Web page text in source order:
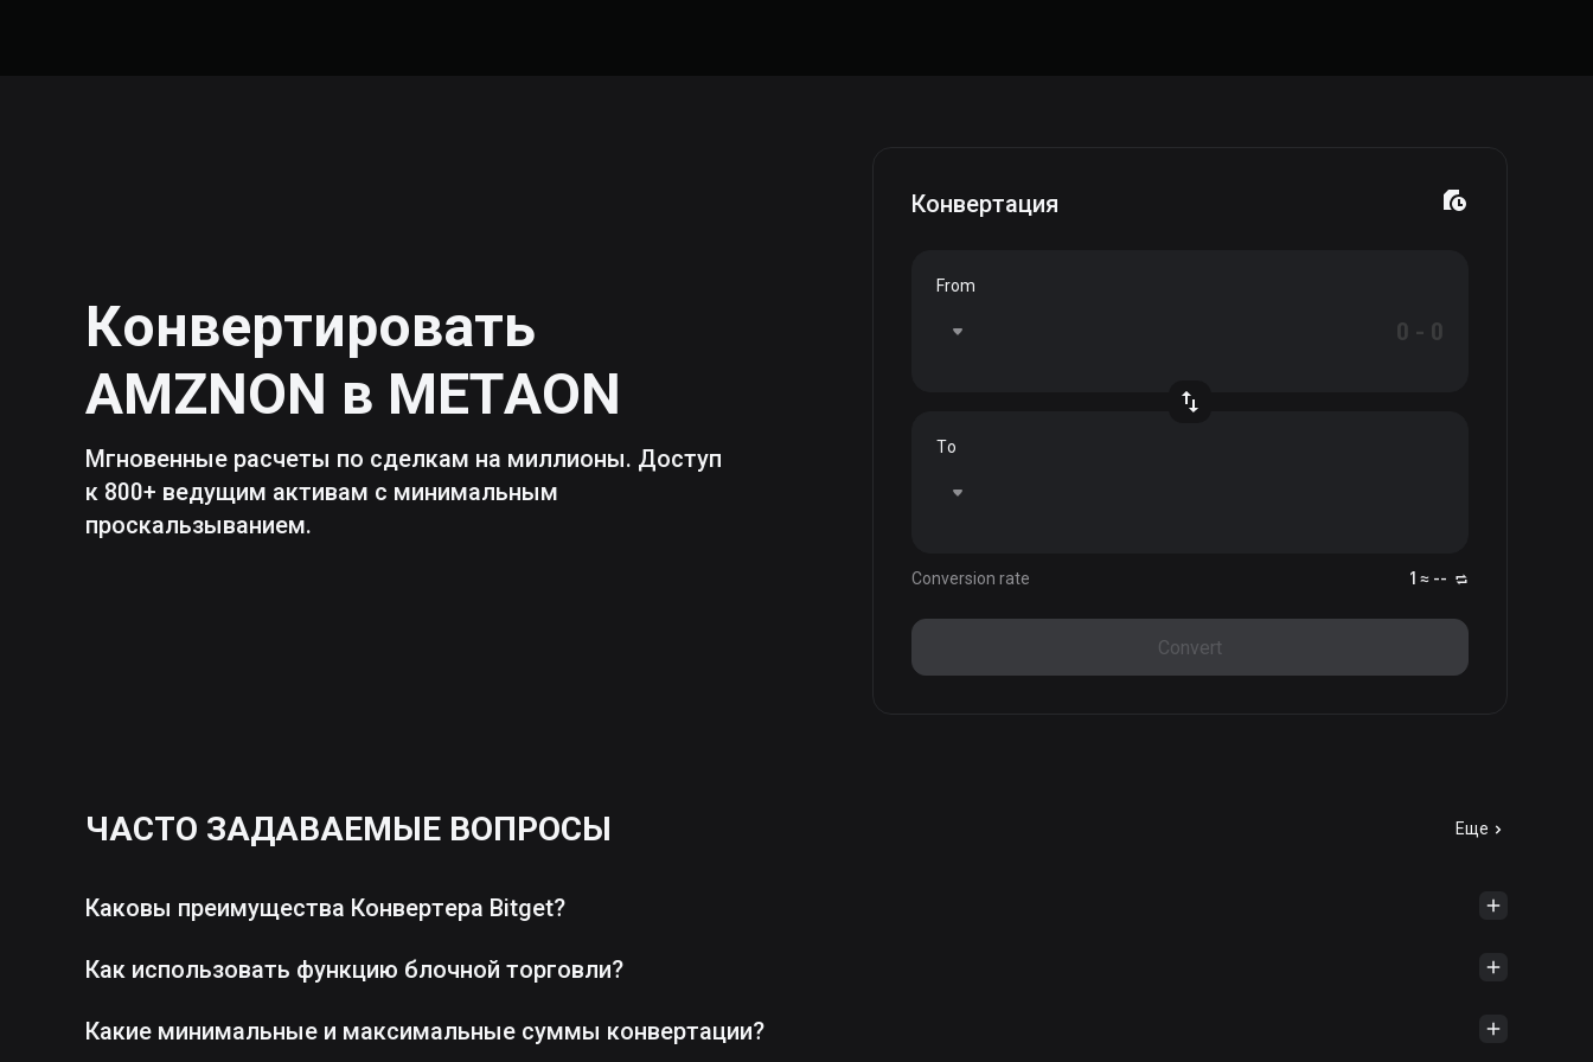
Конвертировать
AMZNON в METAON
Мгновенные расчеты по сделкам на миллионы. Доступ
к 800+ ведущим активам с минимальным
проскальзыванием.
Конвертация
From
To
Conversion rate 1 ≈ --
Convert
ЧАСТО ЗАДАВАЕМЫЕ ВОПРОСЫ Еще
Каковы преимущества Конвертера Bitget?
Как использовать функцию блочной торговли?
Какие минимальные и максимальные суммы конвертации?